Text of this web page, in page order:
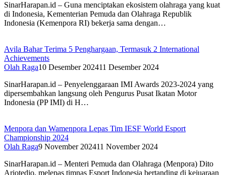
SinarHarapan.id – Guna menciptakan ekosistem olahraga yang kuat
di Indonesia, Kementerian Pemuda dan Olahraga Republik
Indonesia (Kemenpora RI) bekerja sama dengan…
Avila Bahar Terima 5 Penghargaan, Termasuk 2 International
Achievements
Olah Raga10 Desember 202411 Desember 2024
SinarHarapan.id – Penyelenggaraan IMI Awards 2023-2024 yang
dipersembahkan langsung oleh Pengurus Pusat Ikatan Motor
Indonesia (PP IMI) di H…
Menpora dan Wamenpora Lepas Tim IESF World Esport
Championship 2024
Olah Raga9 November 202411 November 2024
SinarHarapan.id – Menteri Pemuda dan Olahraga (Menpora) Dito
Ariotedjo, melepas timnas Esport Indonesia bertanding di kejuaraan